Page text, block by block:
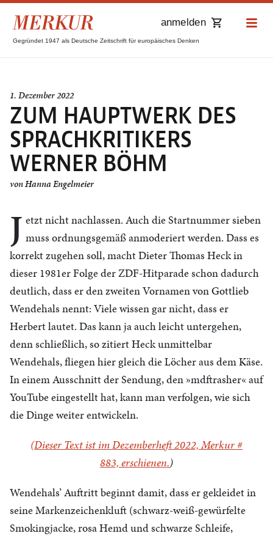
Gegründet 1947 als Deutsche Zeitschrift für europäisches Denken
anmelden
1. Dezember 2022
ZUM HAUPTWERK DES
SPRACHKRITIKERS
WERNER BÖHM
vonHanna Engelmeier
J etzt nicht nachlassen. Auch die Startnummer sieben
muss ordnungsgemäß anmoderiert werden. Dass es
korrekt zugehen soll, macht Dieter Thomas Heck in
dieser 1981er Folge der ZDF-Hitparade schon dadurch
deutlich, dass er den zweiten Vornamen von Gottlieb
Wendehals nennt: Viele wissen gar nicht, dass er
Herbert lautet. Das kann ja auch leicht untergehen,
denn schließlich, so zitiert Heck unmittelbar
Wendehals, fliegen hier gleich die Löcher aus dem Käse.
In einem Ausschnitt der Sendung, den »mdftrasher« auf
YouTube eingestellt hat, kann man verfolgen, wie sich
die Dinge weiter entwickeln.
(Dieser Text ist im Dezemberheft 2022, Merkur #
883, erschienen.)
Wendehals’ Auftritt beginnt damit, dass er gekleidet in
seine Markenzeichenkluft (schwarz-weiß-gewürfelte
Smokingjacke, rosa Hemd und schwarze Schleife,